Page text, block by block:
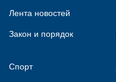
Лента новостей
Закон и порядок
Спорт